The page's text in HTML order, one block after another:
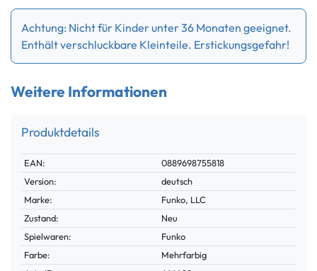
Achtung: Nicht für Kinder unter 36 Monaten geeignet.
Enthält verschluckbare Kleinteile. Erstickungsgefahr!
Weitere Informationen
Produktdetails
Technisches
Merkmal
Wert
EAN:
0889698755818
Version:
deutsch
Marke:
Funko, LLC
Zustand:
Neu
Spielwaren:
Funko
Farbe:
Mehrfarbig